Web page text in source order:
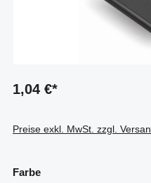
1,04 €*
Preise exkl. MwSt. zzgl.
Farbeauswählen